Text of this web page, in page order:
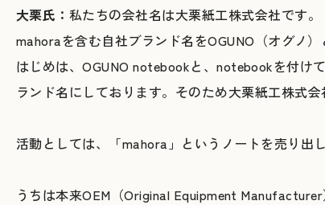
大栗氏： 私たちの会社名は大栗紙工株式会社です。
mahoraを含む自社ブランド名をOGUNO（オグノ）
はじめは、OGUNO notebookと、notebookを付け
ランド名にしております。そのため大栗紙工株式
活動としては、「mahora」というノートを売り出し
うちは本来OEM（Original Equipment